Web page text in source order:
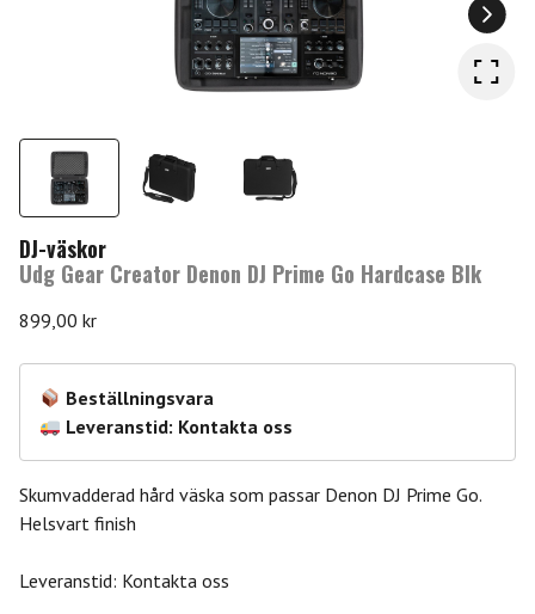
DJ-väskor
Udg Gear Creator Denon DJ Prime Go Hardcase Blk
899,00 kr
Beställningsvara
Leveranstid: Kontakta oss
Skumvadderad hård väska som passar Denon DJ Prime Go.
Helsvart finish
Leveranstid: Kontakta oss